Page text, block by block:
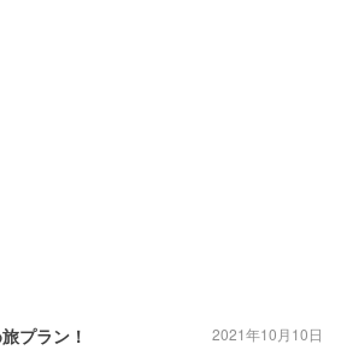
プラン！
2021年10月10日